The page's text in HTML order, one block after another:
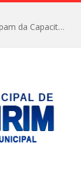
Servidores e Vereadores de Almeirim Participam da Capacitação “Orientar é a Nossa Missão”